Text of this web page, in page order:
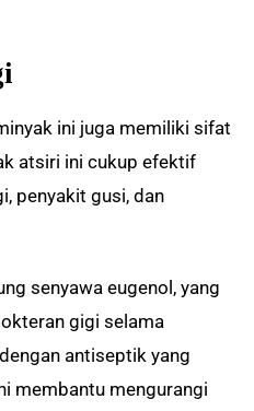
ini juga memiliki sifat
atsiri ini cukup efektif
penyakit gusi, dan
senyawa eugenol, yang
gigi selama
antiseptik yang
membantu mengurangi